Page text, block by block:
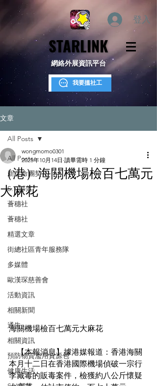
登入
STARLINK
STARLINK
網絡外展資訊平台
我要搵社工
文章
All Posts
新生命團契
S.Y.部落
薈穗社
薈穗社
精選文章
街總社區青年服務隊
多媒體
歐漢琛慈善會
活動資訊
相關新聞
通告
相關資訊
預防物質濫用資源包
健康生活
All Posts
（港）海關機場檢百七萬元
大麻花
wongmomo0301
2025年10月14日 讀畢需時 1 分鐘
海關機場檢百七萬元大麻花
【本報消息】據港媒報道：香港海關
本月十二日在香港國際機場偵破一宗行
李藏毒的販毒案件，檢獲約八公斤懷疑